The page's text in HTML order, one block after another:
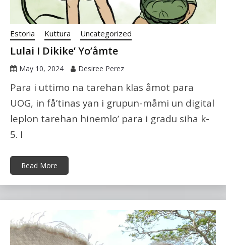
Estoria Kuttura Uncategorized
Lulai I Dikike’ Yo’åmte
May 10, 2024 Desiree Perez
Para i uttimo na tarehan klas åmot para
UOG, in få’tinas yan i grupun-måmi un digital
leplon tarehan hinemlo’ para i gradu siha k-
5. I
Read More